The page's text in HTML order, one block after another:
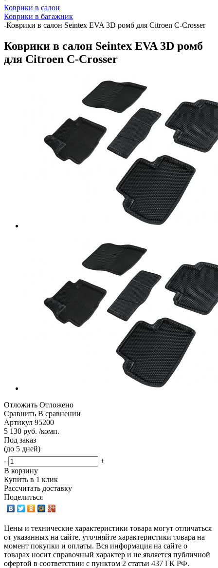
Коврики в салон
Коврики в багажник
-Коврики в салон Seintex EVA 3D ромб для Citroen C-Crosser
Коврики в салон Seintex EVA 3D ромб
для Citroen C-Crosser
Отложить Отложено
Сравнить В сравнении
Артикул 95200
5 130 руб. /комп.
Под заказ
(до 5 дней)
-
+
В корзину
Купить в 1 клик
Рассчитать доставку
Поделиться
Цены и технические характеристики товара могут отличаться
от указанных на сайте, уточняйте характеристики товара на
момент покупки и оплаты. Вся информация на сайте о
товарах носит справочный характер и не является публичной
офертой в соответствии с пунктом 2 статьи 437 ГК РФ.